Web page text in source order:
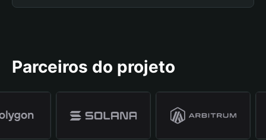
Parceiros do projeto